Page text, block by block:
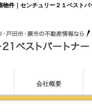
件｜センチュリー２１ベストパ
会社概要